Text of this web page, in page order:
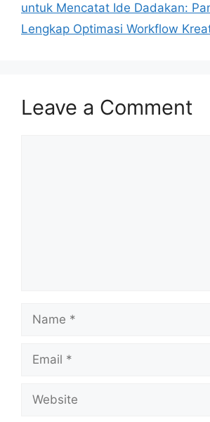
untuk Mencatat Ide Dadakan:
Lengkap Optimasi Workflow
Leave a Comment
Name
Email
Website